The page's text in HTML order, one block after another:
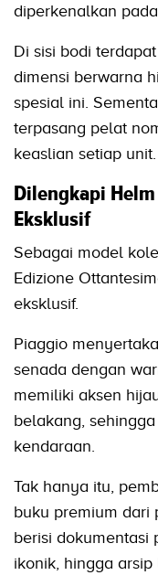
diperkenalkan
Di sisi bodi
dimensi berwarna
spesial ini.
terpasang pelat
keaslian setiap unit.
Dilengkapi
Eksklusif
Sebagai model
Edizione
eksklusif.
Piaggio
senada dengan
memiliki aksen
belakang,
kendaraan.
Tak hanya itu,
buku premium dari
berisi dokumentasi
ikonik, hingga